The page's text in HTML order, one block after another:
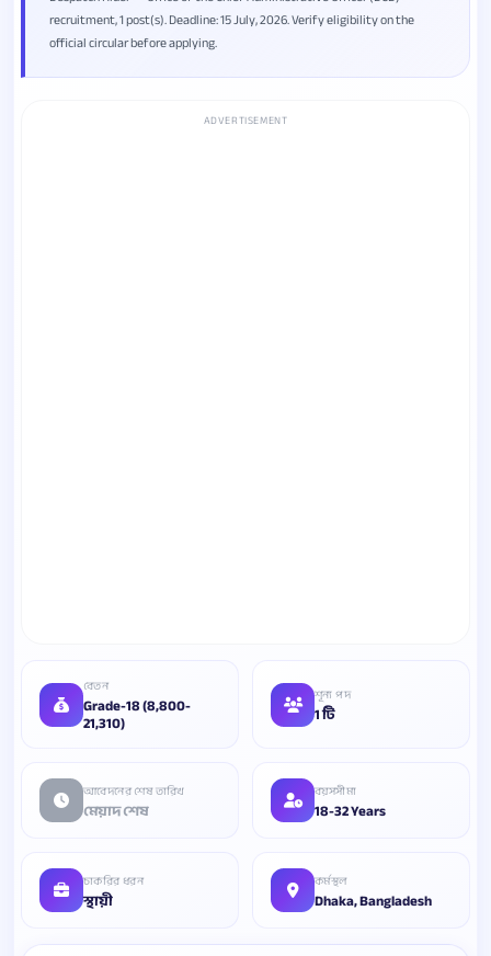
recruitment, 1 post(s). Deadline: 15 July, 2026. Verify eligibility on the
official circular before applying.
ADVERTISEMENT
বেতন
Grade-18 (8,800-
21,310)
শূন্য পদ
1 টি
আবেদনের শেষ তারিখ
মেয়াদ শেষ
বয়সসীমা
18-32 Years
চাকরির ধরন
স্থায়ী
কর্মস্থল
Dhaka, Bangladesh